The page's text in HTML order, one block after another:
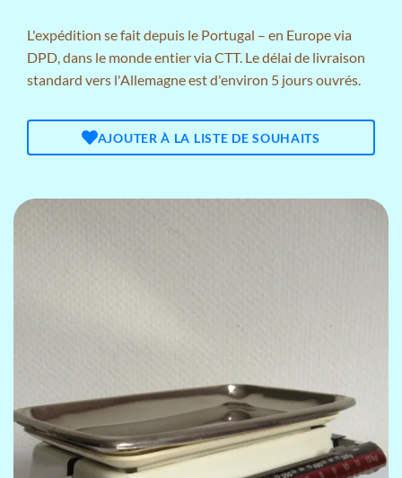
L'expédition se fait depuis le Portugal – en Europe via
DPD, dans le monde entier via CTT. Le délai de livraison
standard vers l'Allemagne est d'environ 5 jours ouvrés.
AJOUTER À LA LISTE DE SOUHAITS